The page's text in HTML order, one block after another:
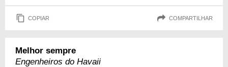
COPIAR COMPARTILHAR
Melhor sempre
Engenheiros do Havaii